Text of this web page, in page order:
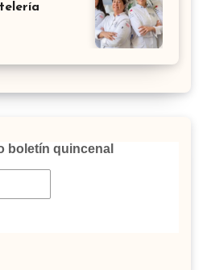
boletín quincenal